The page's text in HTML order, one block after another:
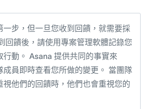
一步，但一旦您收到回饋，就需要採
回饋後，請使用專案管理軟體記錄您
行動。 Asana 提供共同的事實來
成員即時查看您所做的變更。 當團隊
視他們的回饋時，他們也會重視您的